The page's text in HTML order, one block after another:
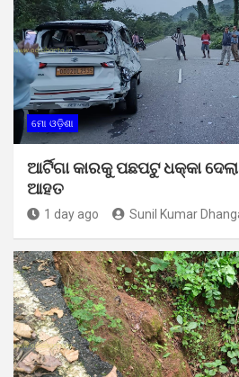
ମୋ ଓଡ଼ିଶା
ଆର୍ଟିଗା କାରକୁ ପଛପଟୁ ଧକ୍କା
ଆହତ
1 day ago Sunil Kumar